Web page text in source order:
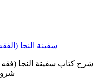
سفينة النجا